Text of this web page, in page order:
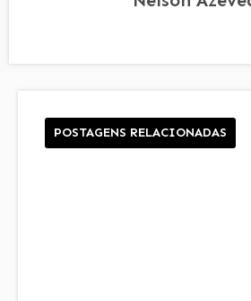
POSTAGENS RELACIONADAS